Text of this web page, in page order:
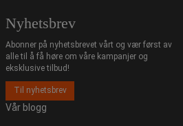
Nyhetsbrev
Abonner på nyhetsbrevet vårt og vær først av
alle til å få høre om våre kampanjer og
eksklusive tilbud!
Til nyhetsbrev
Vår blogg